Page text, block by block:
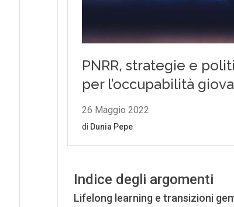
Indice degli argomenti
Lifelong learning e transizioni